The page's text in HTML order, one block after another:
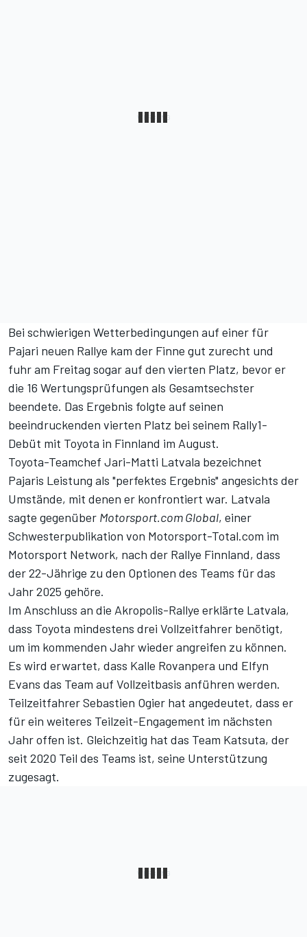
Bei schwierigen Wetterbedingungen auf einer für
Pajari neuen Rallye kam der Finne gut zurecht und
fuhr am Freitag sogar auf den vierten Platz, bevor er
die 16 Wertungsprüfungen als Gesamtsechster
beendete. Das Ergebnis folgte auf seinen
beeindruckenden vierten Platz bei seinem Rally1-
Debüt mit Toyota in Finnland im August.
Toyota-Teamchef Jari-Matti Latvala bezeichnet
Pajaris Leistung als "perfektes Ergebnis" angesichts der
Umstände, mit denen er konfrontiert war. Latvala
sagte gegenüber Motorsport.com Global, einer
Schwesterpublikation von Motorsport-Total.com im
Motorsport Network, nach der Rallye Finnland, dass
der 22-Jährige zu den Optionen des Teams für das
Jahr 2025 gehöre.
Im Anschluss an die Akropolis-Rallye erklärte Latvala,
dass Toyota mindestens drei Vollzeitfahrer benötigt,
um im kommenden Jahr wieder angreifen zu können.
Es wird erwartet, dass Kalle Rovanpera und Elfyn
Evans das Team auf Vollzeitbasis anführen werden.
Teilzeitfahrer Sebastien Ogier hat angedeutet, dass er
für ein weiteres Teilzeit-Engagement im nächsten
Jahr offen ist. Gleichzeitig hat das Team Katsuta, der
seit 2020 Teil des Teams ist, seine Unterstützung
zugesagt.